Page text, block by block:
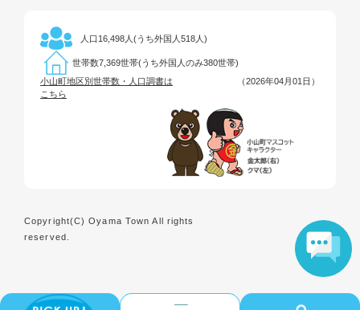
人口 16,498人(うち外国人518人)
世帯数7,369世帯(うち外国人のみ380世帯)
小山町地区別世帯数・人口調書は
こちら
（2026年04月01日）
Copyright(C) Oyama Town All rights
reserved.